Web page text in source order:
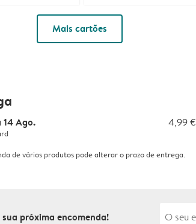
Mais cartões
14 Ago. 4,99 €
de vários produtos pode alterar o prazo de entrega.
próxima encomenda!